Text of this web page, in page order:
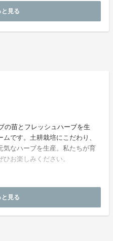
と見る
の苗とフレッシュハーブを生
です。土耕栽培にこだわり、
気なハーブを生産。私たちが育
お楽しみください。
と見る